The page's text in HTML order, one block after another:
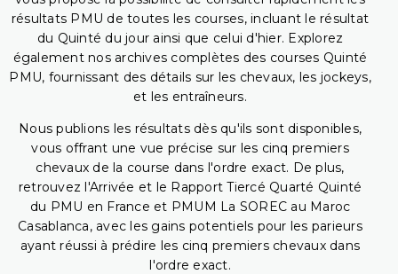
résultats PMU de toutes les courses, incluant le résultat
du Quinté du jour ainsi que celui d'hier. Explorez
également nos archives complètes des courses Quinté
PMU, fournissant des détails sur les chevaux, les jockeys,
et les entraîneurs.
Nous publions les résultats dès qu'ils sont disponibles,
vous offrant une vue précise sur les cinq premiers
chevaux de la course dans l'ordre exact. De plus,
retrouvez l'Arrivée et le Rapport Tiercé Quarté Quinté
du PMU en France et PMUM La SOREC au Maroc
Casablanca, avec les gains potentiels pour les parieurs
ayant réussi à prédire les cinq premiers chevaux dans
l'ordre exact.